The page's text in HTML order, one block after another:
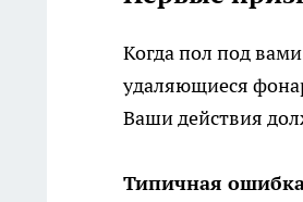
Когда пол под
удаляющиеся
Ваши действия
Типичная